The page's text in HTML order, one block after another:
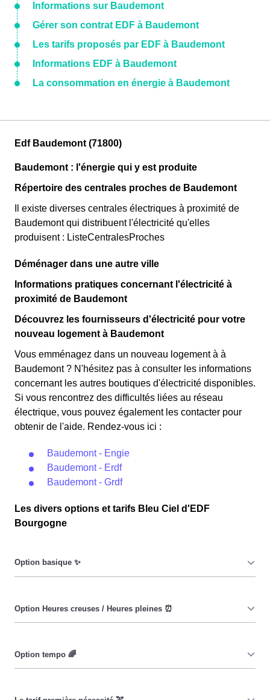
Informations sur Baudemont
Gérer son contrat EDF à Baudemont
Les tarifs proposés par EDF à Baudemont
Informations EDF à Baudemont
La consommation en énergie à Baudemont
Edf Baudemont (71800)
Baudemont : l'énergie qui y est produite
Répertoire des centrales proches de Baudemont
Il existe diverses centrales électriques à proximité de
Baudemont qui distribuent l'électricité qu'elles
produisent : ListeCentralesProches
Déménager dans une autre ville
Informations pratiques concernant l'électricité à
proximité de Baudemont
Découvrez les fournisseurs d'électricité pour votre
nouveau logement à Baudemont
Vous emménagez dans un nouveau logement à à
Baudemont ? N'hésitez pas à consulter les informations
concernant les autres boutiques d'électricité disponibles.
Si vous rencontrez des difficultés liées au réseau
électrique, vous pouvez également les contacter pour
obtenir de l'aide. Rendez-vous ici :
Baudemont - Engie
Baudemont - Erdf
Baudemont - Grdf
Les divers options et tarifs Bleu Ciel d'EDF
Bourgogne
date, ni de l'heure, que ce soit en à Baudemont ou
ailleurs. 💡
Baudemont est réduit. ⚡